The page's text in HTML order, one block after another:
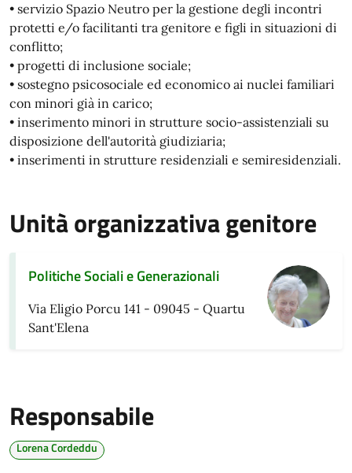
• servizio Spazio Neutro per la gestione degli incontri
protetti e/o facilitanti tra genitore e figli in situazioni di
conflitto;
• progetti di inclusione sociale;
• sostegno psicosociale ed economico ai nuclei familiari
con minori già in carico;
• inserimento minori in strutture socio-assistenziali su
disposizione dell'autorità giudiziaria;
• inserimenti in strutture residenziali e semiresidenziali.
Unità organizzativa genitore
Politiche Sociali e Generazionali
Via Eligio Porcu 141 - 09045 - Quartu
Sant'Elena
Responsabile
Lorena Cordeddu